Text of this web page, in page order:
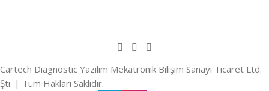
Cartech Diagnostic Yazılım Mekatronik Bilişim Sanayi Ticaret Ltd.
Şti. | Tüm Hakları Saklıdır.